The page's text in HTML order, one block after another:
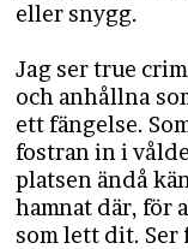
eller snygg.
Jag ser true
och anhållna
ett fängelse.
fostran in i
platsen ändå
hamnat där, för
som lett dit. Ser